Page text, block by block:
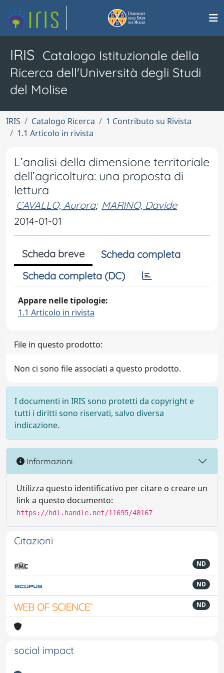
IRIS Catalogo Istituzionale della
Ricerca dell'Università degli Studi
del Molise
IRIS Catalogo Ricerca
1 Contributo su Rivista
1.1 Articolo in rivista
L’analisi della dimensione territoriale
dell’agricoltura: una proposta di
lettura
CAVALLO, Aurora; MARINO, Davide
2014-01-01
Scheda breve
Scheda completa
Scheda completa (DC)
Appare nelle tipologie:
1.1 Articolo in rivista
File in questo prodotto:
Non ci sono file associati a questo prodotto.
I documenti in IRIS sono protetti da copyright e
tutti i diritti sono riservati, salvo diversa
indicazione.
Informazioni
Utilizza questo identificativo per citare o creare un
link a questo documento:
https://hdl.handle.net/11695/48167
Citazioni
ND
ND
ND
social impact